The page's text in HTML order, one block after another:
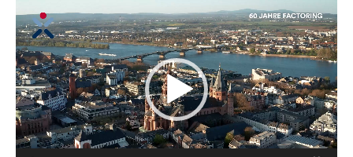
Kommentare
dieses
Artikels
Video-
Player